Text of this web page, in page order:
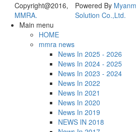
Copyright@2016,
MMRA.
Powered By
Solution Co.,Ltd.
Main menu
HOME
mmra news
News In 2025 - 2026
News In 2024 - 2025
News In 2023 - 2024
News In 2022
News In 2021
News In 2020
News In 2019
NEWS IN 2018